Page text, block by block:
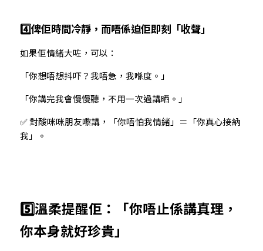
4️⃣俾佢時間冷靜，而唔係迫佢即刻「收聲」
如果佢情緒大咗，可以：
「你想唔想抖吓？我唔急，我喺度。」
「你講完我會慢慢聽，不用一次過講晒。」
✅ 對酸咪咪朋友嚟講，「你唔怕我情緒」＝「你真心接納
我」。
5️⃣溫柔提醒佢：「你唔止係講真理，
你本身就好珍貴」